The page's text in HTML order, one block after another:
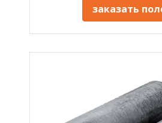
заказать